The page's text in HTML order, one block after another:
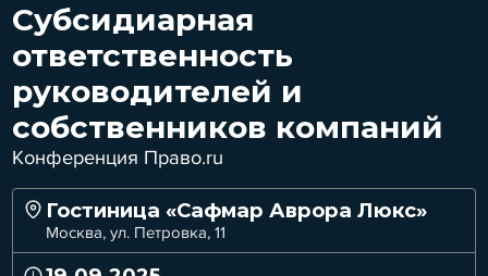
Субсидиарная
ответственность
руководителей и
собственников компаний
Конференция Право.ru
Гостиница «Сафмар Аврора Люкс»
Москва, ул. Петровка, 11